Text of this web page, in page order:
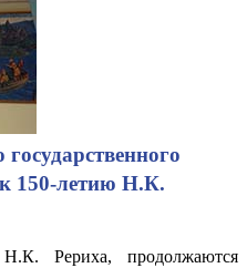
к 150-летию Н.К.
Рериха, продолжаются